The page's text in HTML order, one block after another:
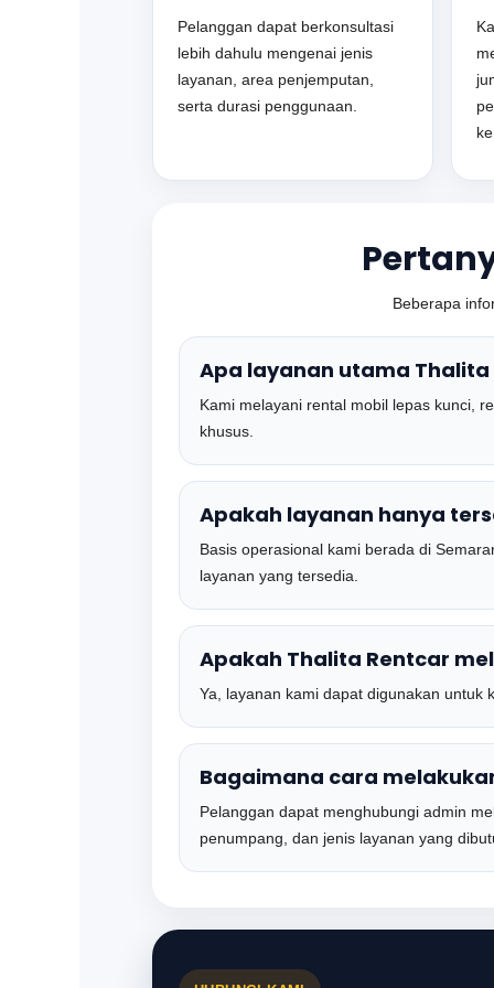
Pelanggan dapat berkonsultasi
lebih dahulu mengenai jenis
layanan, area penjemputan,
serta durasi penggunaan.
Beberapa
Apa layanan utama Thalita
Kami melayani rental mobil lepas kunci,
khusus.
Apakah layanan hanya
Basis operasional kami berada di
layanan yang tersedia.
Apakah Thalita Rentcar
Ya, layanan kami dapat digunakan untuk
Bagaimana cara
Pelanggan dapat menghubungi admin
penumpang, dan jenis layanan yang